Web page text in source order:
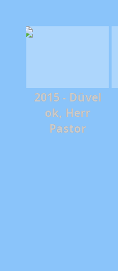
2015 - Düvel
ok, Herr
Pastor